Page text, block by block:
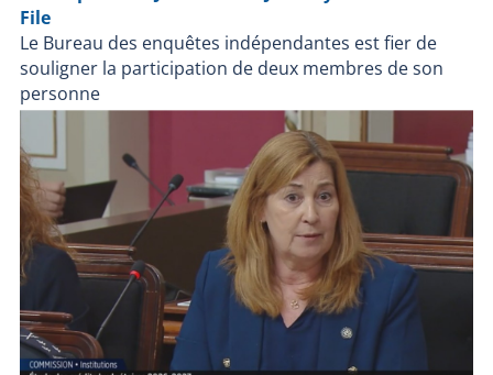
policiers n’ont pas contribué aux blessures de la
personne concernée. Elle met donc fin à l’enquête du
BEI. Ainsi, au terme de l’article 289.1.1 de la Loi sur la
police. La directrice du BEI considère que la confiance
du public envers les policiers n’est pas gravement
compromise par la présente décision. Suivant
l’adoption le 5 octobre 2023 de la Loi modifiant
diverses dispositions relatives à la Sécurité publique
et édictant la Loi visant à aider à retrouver des
personnes disparues, l’article 289.1.1 permet au
directrice du BEI, sauf si la confiance du public envers
les policiers pourrait être gravement compromise, de
mettre fin à une enquête si elle est convaincue que
l’intervention policière n’a pas contribué au décès ou à
la blessure grave.
File
Le Bureau des enquêtes indépendantes est fier de
souligner la participation de deux membres de son
personne